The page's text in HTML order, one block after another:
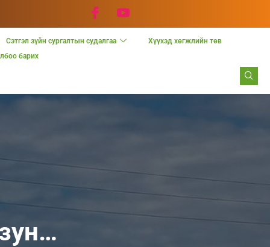
Сэтгэл зүйн сургалтын судалгаа
Хүүхэд хөгжлийн төв
барих